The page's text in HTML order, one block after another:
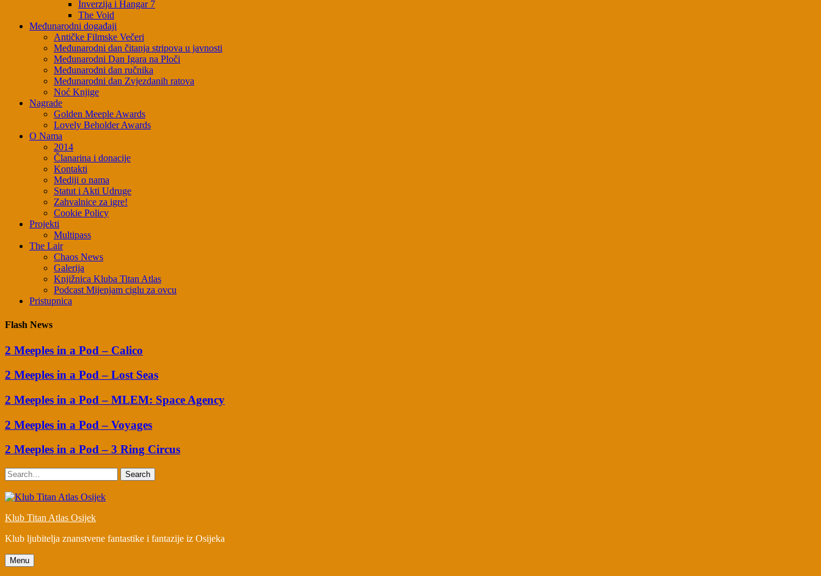
Inverzija i Hangar 7
The Void
Međunarodni događaji
Antičke Filmske Večeri
Međunarodni dan čitanja stripova u javnosti
Međunarodni Dan Igara na Ploči
Međunarodni dan ručnika
Međunarodni dan Zvjezdanih ratova
Noć Knjige
Nagrade
Golden Meeple Awards
Lovely Beholder Awards
O Nama
2014
Članarina i donacije
Kontakti
Mediji o nama
Statut i Akti Udruge
Zahvalnice za igre!
Cookie Policy
Projekti
Multipass
The Lair
Chaos News
Galerija
Knjižnica Kluba Titan Atlas
Podcast Mijenjam ciglu za ovcu
Pristupnica
Flash News
2 Meeples in a Pod – Calico
2 Meeples in a Pod – Lost Seas
2 Meeples in a Pod – MLEM: Space Agency
2 Meeples in a Pod – Voyages
2 Meeples in a Pod – 3 Ring Circus
Search
Klub Titan Atlas Osijek
Klub ljubitelja znanstvene fantastike i fantazije iz Osijeka
Menu